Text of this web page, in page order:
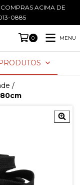
ACIMA DE
0885
0 MENU
/